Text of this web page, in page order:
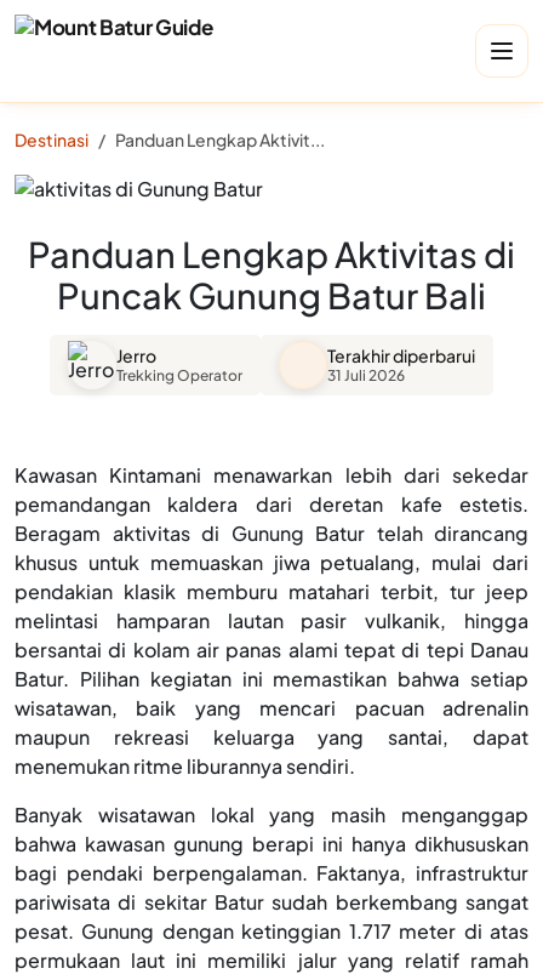
Destinasi Panduan Lengkap Aktivitas di Puncak Gunung Batur Bali
Panduan Lengkap Aktivitas di
Puncak Gunung Batur Bali
Jerro
Trekking Operator
Terakhir diperbarui
31 Juli 2026
Kawasan Kintamani menawarkan lebih dari sekedar
pemandangan kaldera dari deretan kafe estetis.
Beragam aktivitas di Gunung Batur telah dirancang
khusus untuk memuaskan jiwa petualang, mulai dari
pendakian klasik memburu matahari terbit, tur jeep
melintasi hamparan lautan pasir vulkanik, hingga
bersantai di kolam air panas alami tepat di tepi Danau
Batur. Pilihan kegiatan ini memastikan bahwa setiap
wisatawan, baik yang mencari pacuan adrenalin
maupun rekreasi keluarga yang santai, dapat
menemukan ritme liburannya sendiri.
Banyak wisatawan lokal yang masih menganggap
bahwa kawasan gunung berapi ini hanya dikhususkan
bagi pendaki berpengalaman. Faktanya, infrastruktur
pariwisata di sekitar Batur sudah berkembang sangat
pesat. Gunung dengan ketinggian 1.717 meter di atas
permukaan laut ini memiliki jalur yang relatif ramah